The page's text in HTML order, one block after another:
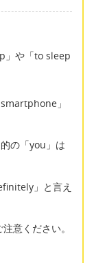
」や「to sleep
」
の「you」は
」と言え
意ください。